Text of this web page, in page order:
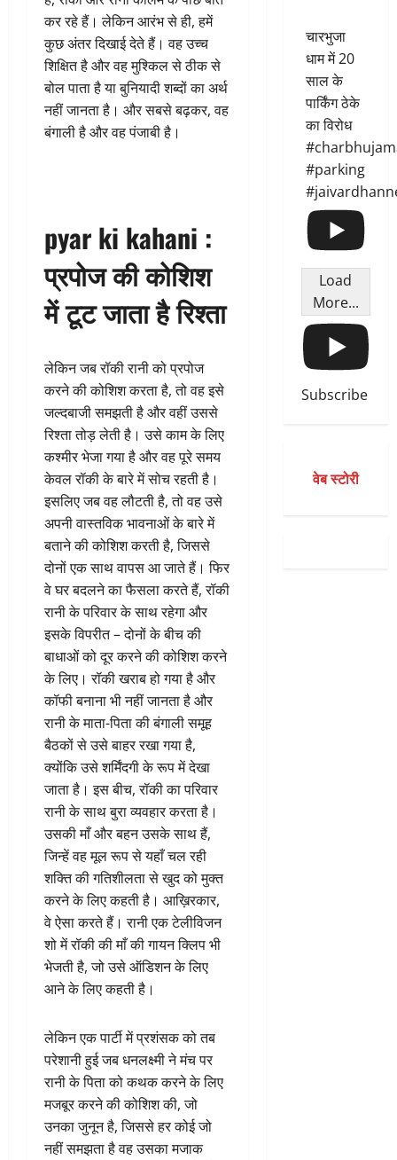
कर रहे हैं। लेकिन आरंभ से ही, हमें
कुछ अंतर दिखाई देते हैं। वह उच्च
शिक्षित है और वह मुश्किल से ठीक से
बोल पाता है या बुनियादी शब्दों का अर्थ
नहीं जानता है। और सबसे बढ़कर, वह
बंगाली है और वह पंजाबी है।
pyar ki kahani :
प्रपोज की कोशिश
में टूट जाता है रिश्ता
लेकिन जब रॉकी रानी को प्रपोज
करने की कोशिश करता है, तो वह इसे
जल्दबाजी समझती है और वहीं उससे
रिश्ता तोड़ लेती है। उसे काम के लिए
कश्मीर भेजा गया है और वह पूरे समय
केवल रॉकी के बारे में सोच रहती है।
इसलिए जब वह लौटती है, तो वह उसे
अपनी वास्तविक भावनाओं के बारे में
बताने की कोशिश करती है, जिससे
दोनों एक साथ वापस आ जाते हैं। फिर
वे घर बदलने का फैसला करते हैं, रॉकी
रानी के परिवार के साथ रहेगा और
इसके विपरीत – दोनों के बीच की
बाधाओं को दूर करने की कोशिश करने
के लिए। रॉकी खराब हो गया है और
कॉफी बनाना भी नहीं जानता है और
रानी के माता-पिता की बंगाली समूह
बैठकों से उसे बाहर रखा गया है,
क्योंकि उसे शर्मिंदगी के रूप में देखा
जाता है। इस बीच, रॉकी का परिवार
रानी के साथ बुरा व्यवहार करता है।
उसकी माँ और बहन उसके साथ हैं,
जिन्हें वह मूल रूप से यहाँ चल रही
शक्ति की गतिशीलता से खुद को मुक्त
करने के लिए कहती है। आख़िरकार,
वे ऐसा करते हैं। रानी एक टेलीविजन
शो में रॉकी की माँ की गायन क्लिप भी
भेजती है, जो उसे ऑडिशन के लिए
आने के लिए कहती है।
लेकिन एक पार्टी में प्रशंसक को तब
परेशानी हुई जब धनलक्ष्मी ने मंच पर
रानी के पिता को कथक करने के लिए
मजबूर करने की कोशिश की, जो
उनका जुनून है, जिससे हर कोई जो
नहीं समझता है वह उसका मजाक
चारभुजा
धाम में 20
साल के
पार्किंग ठेके
का विरोध
#parking
Load
More...
Subscribe
वेब स्टोरी